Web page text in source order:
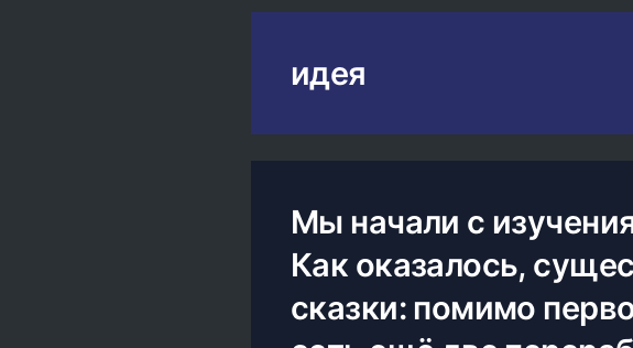
идея
Мы начали с
Как оказалось,
сказки: помимо